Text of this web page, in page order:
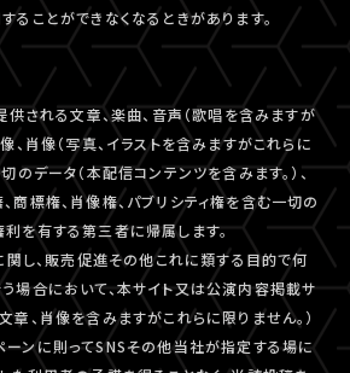
ることができなくなるときがあります。
される文章、楽曲、音声（歌唱を含みますが
、肖像（写真、イラストを含みますがこれらに
のデータ（本配信コンテンツを含みます。）、
商標権、肖像権、パブリシティ権を含む一切の
を有する第三者に帰属します。
し、販売促進その他これに類する目的で何
場合において、本サイト又は公演内容掲載サ
章、肖像を含みますがこれらに限りません。）
ーンに則ってSNSその他当社が指定する場に